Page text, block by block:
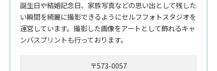
誕生日や結婚記念日、家族写真などの思い出として残した
い瞬間を綺麗に撮影できるようにセルフフォトスタジオを
運営しています。撮影した画像をアートとして飾れるキャ
ンバスプリントも行っております。
〒573-0057